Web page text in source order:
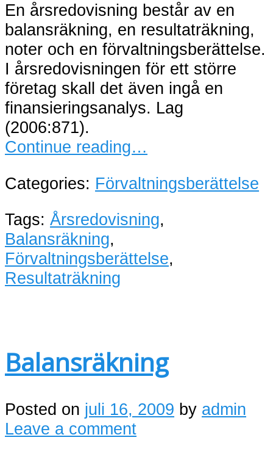
En årsredovisning består av en
balansräkning, en resultaträkning,
noter och en förvaltningsberättelse.
I årsredovisningen för ett större
företag skall det även ingå en
finansieringsanalys. Lag
(2006:871).
Continue reading…
Categories: Förvaltningsberättelse
Tags: Årsredovisning,
Balansräkning,
Förvaltningsberättelse,
Resultaträkning
Balansräkning
Posted on juli 16, 2009 by admin
Leave a comment